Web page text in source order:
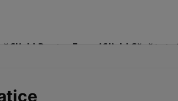
Click! Pentru FemeiClick! Sănătate